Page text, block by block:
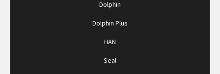
Dolphin
Dolphin Plus
HAN
Seal